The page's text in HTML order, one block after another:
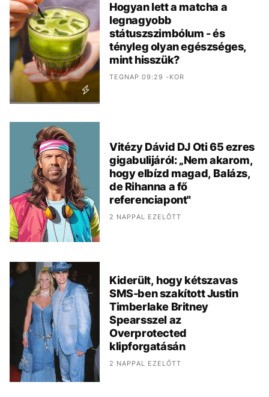
Hogyan lett a matcha a
legnagyobb
státuszszimbólum - és
tényleg olyan egészséges,
mint hisszük?
TEGNAP 09:29 -KOR
Vitézy Dávid DJ Oti 65 ezres
gigabulijáról: „Nem akarom,
hogy elbízd magad, Balázs,
de Rihanna a fő
referenciapont"
2 NAPPAL EZELŐTT
Kiderült, hogy kétszavas
SMS-ben szakított Justin
Timberlake Britney
Spearsszel az
Overprotected
klipforgatásán
2 NAPPAL EZELŐTT